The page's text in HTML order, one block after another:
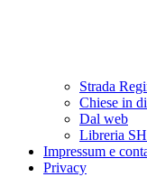
Strada
Chiese in
Dal web
Libreria
Impressum e
Privacy